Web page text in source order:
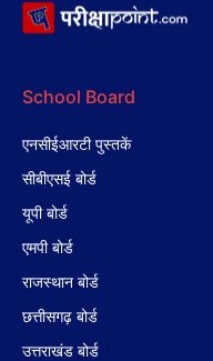
School Board
एनसीईआरटी पुस्तकें
सीबीएसई बोर्ड
यूपी बोर्ड
एमपी बोर्ड
राजस्थान बोर्ड
छत्तीसगढ़ बोर्ड
उत्तराखंड बोर्ड